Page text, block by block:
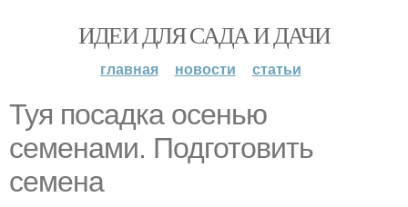
ИДЕИ ДЛЯ САДА И ДАЧИ
главная новости статьи
Туя посадка осенью
семенами. Подготовить
семена